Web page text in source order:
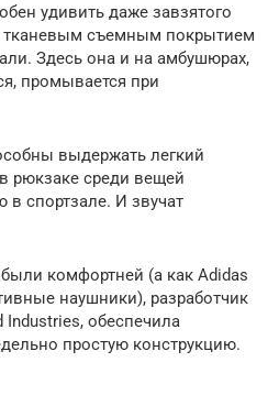
удивить даже завзятого
съемным покрытием
Здесь она и на амбушюрах,
промывается при
выдержать легкий
рюкзаке среди вещей
в спортзале. И звучат
комфортней (а как Adidas
наушники), разработчик
обеспечила
простую конструкцию.